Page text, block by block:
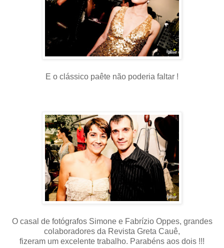
E o clássico paête não poderia faltar !
O casal de fotógrafos Simone e Fabrízio Oppes, grandes
colaboradores da Revista Greta Cauê,
fizeram um excelente trabalho. Parabéns aos dois !!!